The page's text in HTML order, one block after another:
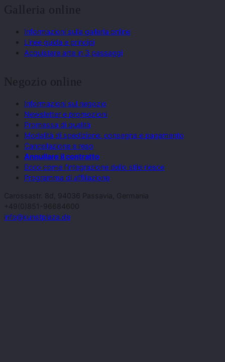
Galleria online
Informazioni sulla galleria online
Linee guida e principi
Acquistare arte in 3 passaggi
Negozio online
Informazioni sul negozio
Newsletter e promozioni
Promessa di qualità
Modalità di spedizione, consegna e pagamento
Cancellazione e reso
Annullare il contratto
Ecco come l'integrazione dello stile riesce
Programma di affiliazione
Carossastr. 8d, 94036 Passavia, Germania
+49(0)851-96684600
info@kunstplaza.de